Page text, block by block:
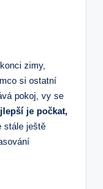
zimy,
si ostatní
pokoj, vy se
je počkat,
stále ještě